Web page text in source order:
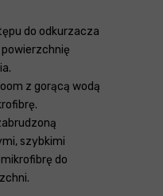
do odkurzacza
z gorącą wodą
szybkimi
do